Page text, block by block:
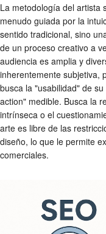
La metodología del artista
menudo guiada por la
sentido tradicional, sino
de un proceso creativo a
audiencia es amplia y
inherentemente subjetiva,
busca la "usabilidad" de
action" medible. Busca la
intrínseca o el
arte es libre de las
diseño, lo que le permite
comerciales.